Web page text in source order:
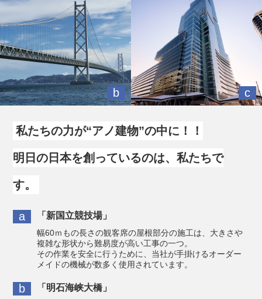
b c
私たちの力が“アノ建物”の中に！！
明日の日本を創っているのは、私たちで
す。
a 「新国立競技場」
幅60ｍもの長さの観客席の屋根部分の施工は、大きさや
複雑な形状から難易度が高い工事の一つ。
その作業を安全に行うために、当社が手掛けるオーダー
メイドの機械が数多く使用されています。
b 「明石海峡大橋」